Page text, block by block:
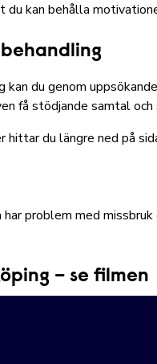
du kan behålla
kan du genom
få stödjande samtal
du längre ned på
problem med
– se filmen